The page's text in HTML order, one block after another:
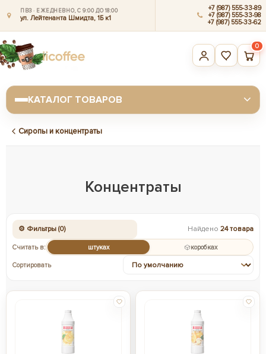
ПВЗ · ЕЖЕДНЕВНО, С 9:00 ДО 18:00
ул. Лейтенанта Шмидта, 1Б к1
+7 (987) 555-33-89
+7 (987) 555-33-98
+7 (987) 555-33-62
0
КАТАЛОГ ТОВАРОВ
Сиропы и концентраты
Концентраты
⚙ Фильтры (0) Найдено 24 товара
Считать в: штуках коробках
Сортировать